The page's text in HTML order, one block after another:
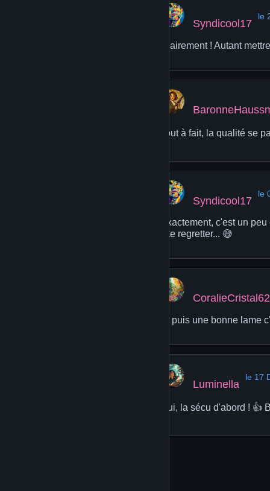
Syndicool17
le
Clairement ! Autant
Tout à fait, la qualité se
Syndicool17
le
Exactement, c'est un
vite regretter... 😅
CoralieCristal62
Et puis une bonne lame
Luminella
le 17
Oui, la sécu d'abord ! 👍